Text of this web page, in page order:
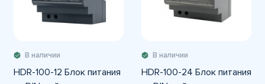
В наличии
HDR-100-12 Блок питания
В наличии
HDR-100-24 Блок питания